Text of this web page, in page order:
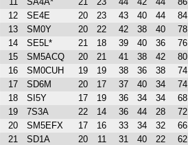
12
SE4E 20 23 43 40 44 84
13
SM0Y 20 22 42 38 40 78
14
SE5L* 21 18 39 40 36 76
15
SM5ACQ 20 21 41 38 42 80
16
SM0CUH 19 19 38 36 38 74
17
SD6M 20 17 37 40 34 74
18
SI5Y 17 19 36 34 34 68
19
7S3A 22 14 36 44 28 72
20
SM5EFX 17 16 33 34 32 66
21
SD1A 20 11 31 40 22 62